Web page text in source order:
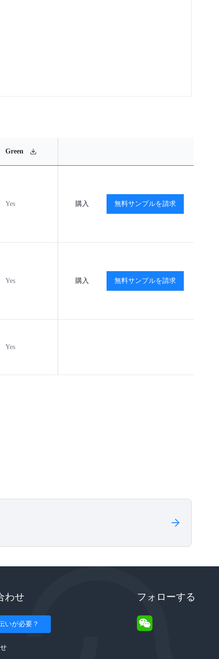
Green
Yes MSL1 -40℃ to +125℃
購入 無料サンプルを請求
Yes MSL1 -40℃ to +125℃
購入 無料サンプルを請求
Yes
わせ
いが必要？
フォローする